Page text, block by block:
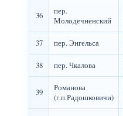
36
пер.
Молодечненский
37 пер. Энгельса
38 пер. Чкалова
39
Романова
(г.п.Радошковичи)